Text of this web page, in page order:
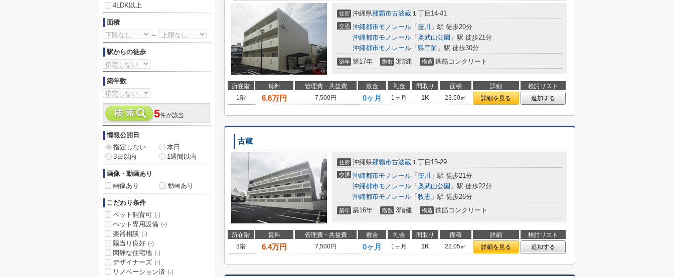
住所 沖縄県那覇市古波蔵 １丁目14-41
交通 沖縄都市モノレール 「 壺川 」駅 徒歩20分
沖縄都市モノレール 「 奥武山公園 」駅 徒歩21分
沖縄都市モノレール 「 県庁前 」駅 徒歩30分
築年 築17年 階数 3階建 構造 鉄筋コンクリート
所在階 賃料 管理費・共益費 敷金 礼金 間取り 面積 詳細
検討リスト
1階
6.6万円 7,500円 0ヶ月 1ヶ月 1K 23.50㎡ 詳細を見る 追加する
古蔵
住所 沖縄県那覇市古波蔵 １丁目13-29
交通 沖縄都市モノレール 「 壺川 」駅 徒歩21分
沖縄都市モノレール 「 奥武山公園 」駅 徒歩22分
沖縄都市モノレール 「 牧志 」駅 徒歩26分
築年 築16年 階数 3階建 構造 鉄筋コンクリート
所在階 賃料 管理費・共益費 敷金 礼金 間取り 面積 詳細
検討リスト
3階
6.4万円 7,500円 0ヶ月 1ヶ月 1K 22.05㎡ 詳細を見る 追加する
4LDK以上
面積
～
駅からの徒歩
築年数
5件が該当
情報公開日
指定しない
本日
3日以内
1週間以内
画像・動画あり
画像あり
動画あり
こだわり条件
ペット飼育可 (-)
ペット専用設備 (-)
楽器相談 (-)
陽当り良好 (-)
閑静な住宅地 (-)
デザイナーズ (-)
リノベーション済 (-)